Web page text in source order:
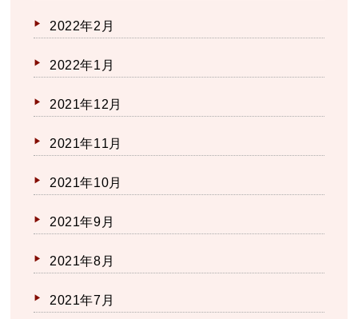
2022年2月
2022年1月
2021年12月
2021年11月
2021年10月
2021年9月
2021年8月
2021年7月